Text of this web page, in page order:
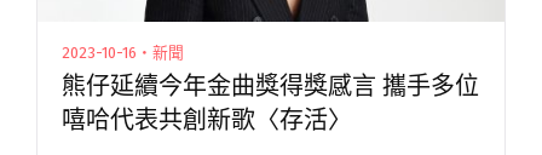
2023-10-16・新聞
熊仔延續今年金曲獎得獎感言 攜手多位
嘻哈代表共創新歌〈存活〉